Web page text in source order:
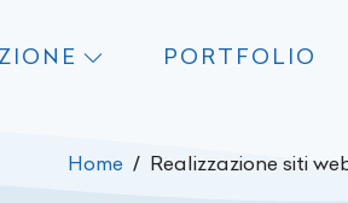
PORTFOLIO
Home Realizzazione siti